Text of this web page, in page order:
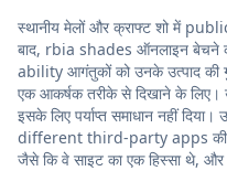
स्थानीय मेलों और क्राफ्ट शो में
बाद, rbia shades ऑनलाइन बेचने
ability आगंतुकों को उनके उत्पाद की
एक आकर्षक तरीके से दिखाने के
इसके लिए पर्याप्त समाधान नहीं
different third-party apps की
जैसे कि वे साइट का एक हिस्सा थे, और